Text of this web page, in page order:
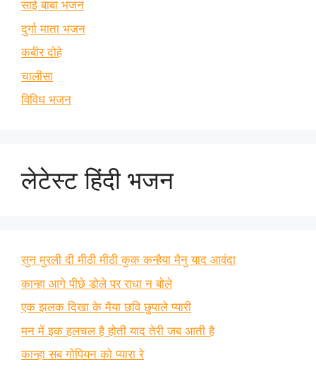
साई बाबा भजन
दुर्गा माता भजन
कबीर दोहे
चालीसा
विविध भजन
लेटेस्ट हिंदी भजन
सुन मुरली दी मीठी मीठी कुक कन्हैया मैनु याद आवंदा
कान्हा आगे पीछे डोले पर राधा न बोले
एक झलक दिखा के मैया छवि छुपाले प्यारी
मन में इक हलचल है होती याद तेरी जब आती है
कान्हा सब गोपियन को प्यारा रे